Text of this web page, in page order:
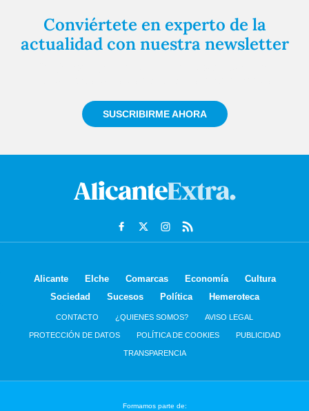
Conviértete en experto de la
actualidad con nuestra newsletter
SUSCRIBIRME AHORA
Alicante Elche Comarcas Economía
Cultura
Sociedad
Sucesos Política Hemeroteca
CONTACTO ¿QUIENES SOMOS? AVISO LEGAL
PROTECCIÓN DE DATOS POLÍTICA DE COOKIES PUBLICIDAD
TRANSPARENCIA
Formamos parte de: